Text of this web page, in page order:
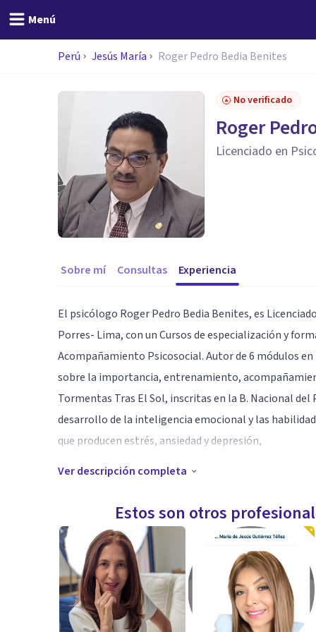
Menú
Perú Jesús María Roger Pedro Bedia Benites
No verificado
Roger
Licenciado en
Sobre mí Consultas Experiencia
El psicólogo Roger Pedro Bedia Benites, es
Porres- Lima, con un Cursos de especialización y
Acompañamiento Psicosocial. Autor de 6 módulos
sobre la importancia, entrenamiento,
Tormentas Tras El Sol, inscritas en la B. Nacional
desarrollo de la inteligencia emocional y las
que producen estrés, ansiedad y depresión,
mediante evaluaciones, tratamiento, preventivo y
bienestar psicosocial de las personas.
Los servicios que ofrece son preferentemente
Especialidad
Psicología Social- Clínica.
Ver descripción completa
Estos son otros